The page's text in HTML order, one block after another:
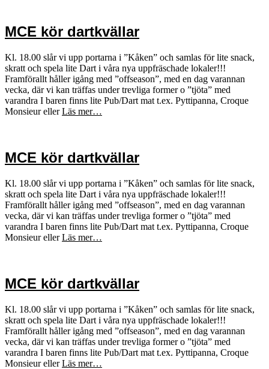
MCE kör dartkvällar
Kl. 18.00 slår vi upp portarna i ”Kåken” och samlas för lite snack,
skratt och spela lite Dart i våra nya uppfräschade lokaler!!!
Framförallt håller igång med ”offseason”, med en dag varannan
vecka, där vi kan träffas under trevliga former o ”tjöta” med
varandra I baren finns lite Pub/Dart mat t.ex. Pyttipanna, Croque
Monsieur ellerLäs mer…
MCE kör dartkvällar
Kl. 18.00 slår vi upp portarna i ”Kåken” och samlas för lite snack,
skratt och spela lite Dart i våra nya uppfräschade lokaler!!!
Framförallt håller igång med ”offseason”, med en dag varannan
vecka, där vi kan träffas under trevliga former o ”tjöta” med
varandra I baren finns lite Pub/Dart mat t.ex. Pyttipanna, Croque
Monsieur ellerLäs mer…
MCE kör dartkvällar
Kl. 18.00 slår vi upp portarna i ”Kåken” och samlas för lite snack,
skratt och spela lite Dart i våra nya uppfräschade lokaler!!!
Framförallt håller igång med ”offseason”, med en dag varannan
vecka, där vi kan träffas under trevliga former o ”tjöta” med
varandra I baren finns lite Pub/Dart mat t.ex. Pyttipanna, Croque
Monsieur ellerLäs mer…